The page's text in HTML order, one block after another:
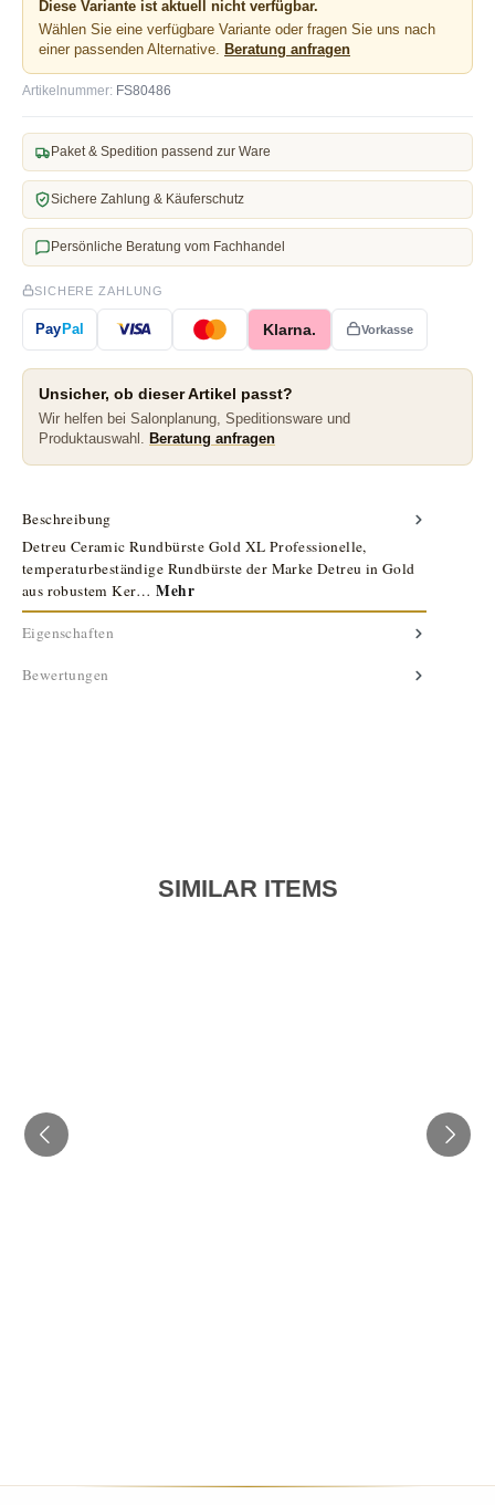
Diese Variante ist aktuell nicht verfügbar.
Wählen Sie eine verfügbare Variante oder fragen Sie uns nach
einer passenden Alternative.
Beratung anfragen
Artikelnummer: FS80486
Paket & Spedition passend zur Ware
Sichere Zahlung & Käuferschutz
Persönliche Beratung vom Fachhandel
SICHERE ZAHLUNG
PayPal Klarna. Vorkasse
Unsicher, ob dieser Artikel passt?
Wir helfen bei Salonplanung, Speditionsware und
Produktauswahl.
Beratung anfragen
Beschreibung
Detreu Ceramic Rundbürste Gold XL Professionelle,
temperaturbeständige Rundbürste der Marke Detreu in Gold
aus robustem Ker…Mehr
Eigenschaften
Bewertungen
SIMILAR ITEMS